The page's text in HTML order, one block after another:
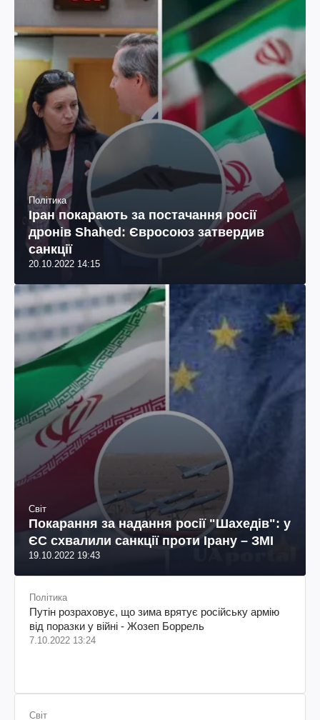
Політика
Іран покарають за постачання росії
дронів Shahed: Євросоюз затвердив
санкції
20.10.2022 14:15
Світ
Покарання за надання росії "Шахедів": у
ЄС схвалили санкції проти Ірану – ЗМІ
19.10.2022 19:43
Політика
Путін розраховує, що зима врятує російську армію
від поразки у війні - Жозеп Боррель
7.10.2022 13:24
Світ